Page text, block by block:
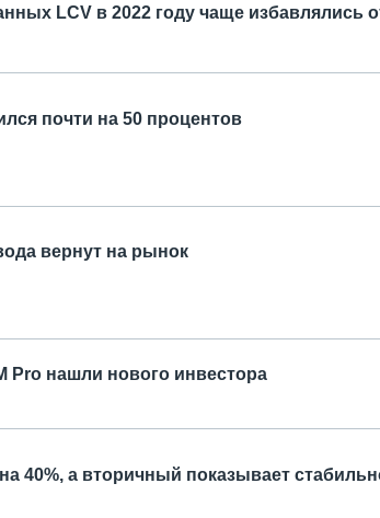
LCV в 2022 году чаще избавлялись
почти на 50 процентов
вернут на рынок
Pro нашли нового инвестора
40%, а вторичный показывает